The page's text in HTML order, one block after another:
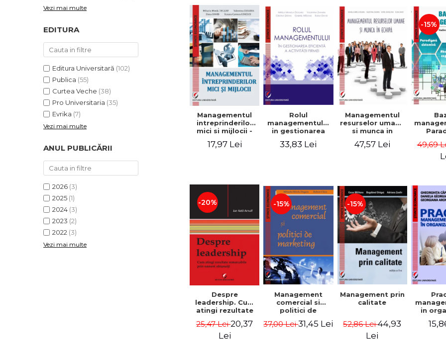
Vezi mai multe
EDITURA
Editura Universitară (102)
Publica (55)
Curtea Veche (38)
Pro Universitaria (35)
Evrika (7)
Vezi mai multe
ANUL PUBLICĂRII
2026 (3)
2025 (1)
2024 (3)
2023 (2)
2022 (3)
Vezi mai multe
Managementul
intreprinderilor
mici si mijlocii -
Elena David,
Mihaela-Mirela
17,97 Lei
Rolul
managementului
in gestionarea
eficienta a
activitatii firmei -
Dogaru,
Valentina Zaharia
33,83 Lei
Managementul
resurselor umane
si munca in
47,57 Lei
-15%
49,69
-20%
Despre
leadership. Cum
atingi rezultate
oameni obisnuiti
25,47 Lei20,37
Lei
-15%
Management
comercial si
politici de
37,00 Lei31,45 Lei
-15%
Management prin
calitate
52,86 Lei44,93
Lei
in